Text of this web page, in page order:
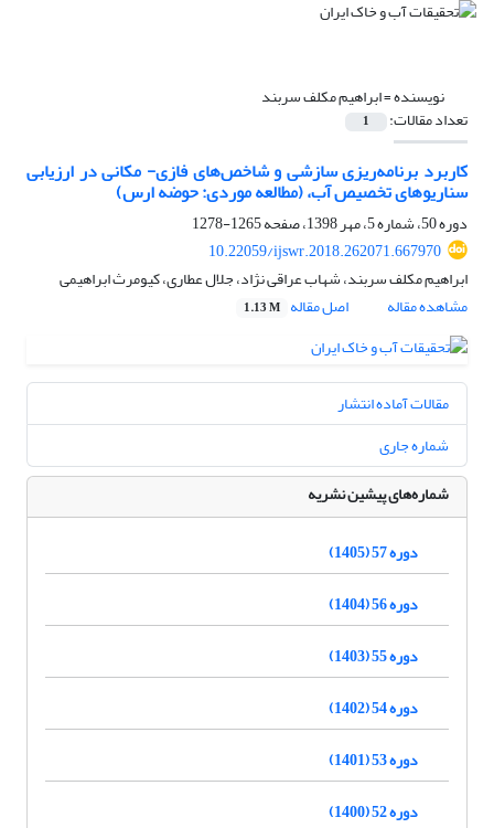
نویسنده =ابراهیم مکلف سربند
تعداد مقالات: 1
کاربرد برنامه‌ریزی سازشی و شاخص‌های فازی- مکانی در ارزیابی
سناریوهای تخصیص آب، (مطالعه موردی: حوضه ارس)
دوره 50، شماره 5، مهر 1398، صفحه
1265-1278
10.22059/ijswr.2018.262071.667970
ابراهیم مکلف سربند، شهاب عراقی نژاد، جلال عطاری، کیومرث ابراهیمی
مشاهده مقاله
اصل مقاله 1.13 M
مقالات آماده انتشار
شماره جاری
شماره‌های پیشین نشریه
دوره 57 (1405)
دوره 56 (1404)
دوره 55 (1403)
دوره 54 (1402)
دوره 53 (1401)
دوره 52 (1400)